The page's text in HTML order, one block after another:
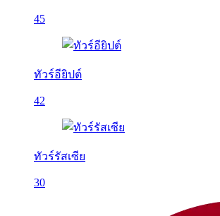
45
ทัวร์อียิปต์
42
ทัวร์รัสเซีย
30